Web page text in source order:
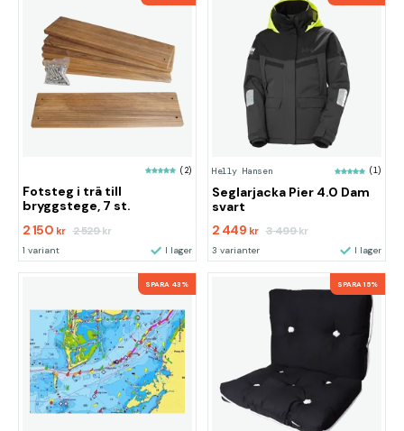
(2)
Fotsteg i trä till
bryggstege, 7 st.
2 150 kr 2 529kr
1 variant I lager
Helly Hansen (1)
Seglarjacka Pier 4.0 Dam
svart
2 449 kr 3 499kr
3 varianter I lager
SPARA 43% SPARA 15%